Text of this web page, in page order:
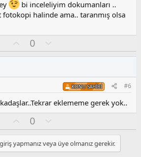
o
y
bi inceleliyim dokumanları ..
fotokopi halinde ama.. taranmış olsa
y
0
l
s
u
z
o
l
a
KONU SAHIBI #6
eklememe gerek yok..
y
l
a
0
l
u
m
yapmanız veya üye olmanız gerekir.